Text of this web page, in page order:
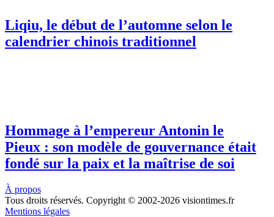
Liqiu, le début de l’automne selon le
calendrier chinois traditionnel
Hommage à l’empereur Antonin le
Pieux : son modèle de gouvernance était
fondé sur la paix et la maîtrise de soi
À propos
Tous droits réservés. Copyright © 2002-2026 visiontimes.fr
Mentions légales